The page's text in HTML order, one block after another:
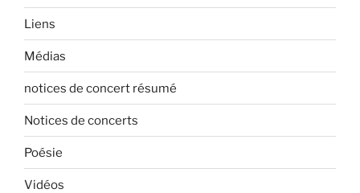
Liens
Médias
notices de concert résumé
Notices de concerts
Poésie
Vidéos